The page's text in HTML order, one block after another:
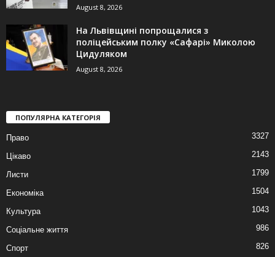
August 8, 2026
На Львівщині попрощалися з
поліцейським полку «Сафарі» Миколою
Цидуляком
August 8, 2026
ПОПУЛЯРНА КАТЕГОРІЯ
Право 3327
Цікаво 2143
Листи 1799
Економіка 1504
Культура 1043
Соціальне життя 986
Спорт 826